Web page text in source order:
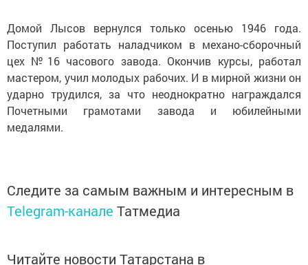
Домой Лысов вернулся только осенью 1946 года.
Поступил работать наладчиком в механо-сборочный
цех №16 часового завода. Окончив курсы, работал
мастером, учил молодых рабочих. И в мирной жизни он
ударно трудился, за что неоднократно награждался
Почетными грамотами завода и юбилейными
медалями.
Следите за самым важным и интересным в
Telegram-канале Татмедиа
Читайте новости Татарстана в